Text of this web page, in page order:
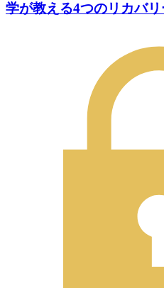
学が教える4つのリカバ